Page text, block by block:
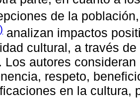
de la
analizan impactos
cultural, a través
Los autores
respeto,
en la cultura,